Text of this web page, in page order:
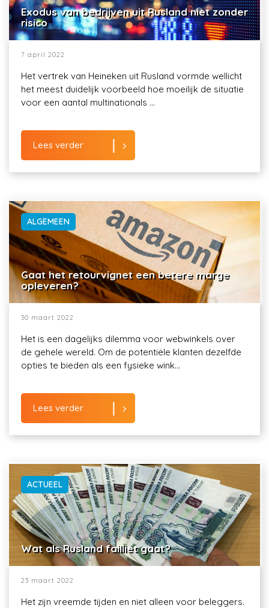
Exodus van bedrijven uit Rusland niet zonder
risico
7 april 2022
Het vertrek van Heineken uit Rusland vormde wellicht
het meest duidelijk voorbeeld hoe moeilijk de situatie
voor een aantal multinationals ...
Lees verder
ALGEMEEN
Gaat het retourvignet een betere marge
opleveren?
30 maart 2022
Het is een dagelijks dilemma voor webwinkels over
de gehele wereld. Om de potentiële klanten dezelfde
opties te bieden als een fysieke wink...
Lees verder
ACTUEEL
Wat als Rusland failliet gaat?
23 maart 2022
Het zijn vreemde tijden en niet alleen voor beleggers.